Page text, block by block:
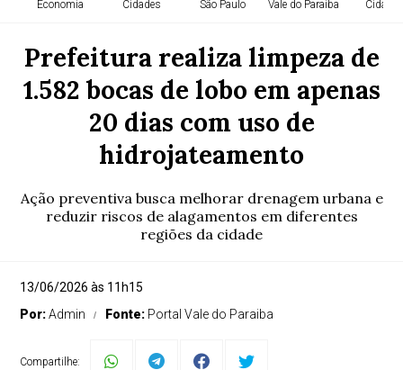
Economia Cidades São Paulo Vale do Paraiba Cidades
Prefeitura realiza limpeza de
1.582 bocas de lobo em apenas
20 dias com uso de
hidrojateamento
Ação preventiva busca melhorar drenagem urbana e
reduzir riscos de alagamentos em diferentes
regiões da cidade
13/06/2026 às 11h15
Por:Admin Fonte: Portal Vale do Paraiba
Compartilhe: